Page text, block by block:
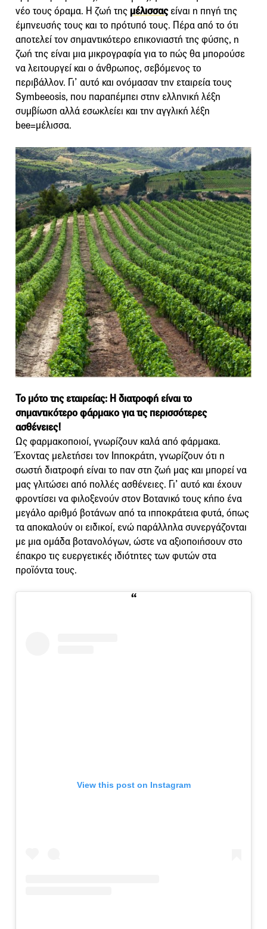
νέο τους όραμα. Η ζωή της μέλισσαςείναι η πηγή της
έμπνευσής τους και το πρότυπό τους. Πέρα από το ότι
αποτελεί τον σημαντικότερο επικονιαστή της φύσης, η
ζωή της είναι μια μικρογραφία για το πώς θα μπορούσε
να λειτουργεί και ο άνθρωπος, σεβόμενος το
περιβάλλον. Γι’ αυτό και ονόμασαν την εταιρεία τους
Symbeeosis, που παραπέμπει στην ελληνική λέξη
συμβίωση αλλά εσωκλείει και την αγγλική λέξη
bee=μέλισσα.
Το μότο της εταιρείας: Η διατροφή είναι το
σημαντικότερο φάρμακο για τις περισσότερες
ασθένειες!
Ως φαρμακοποιοί, γνωρίζουν καλά από φάρμακα.
Έχοντας μελετήσει τον Ιπποκράτη, γνωρίζουν ότι η
σωστή διατροφή είναι το παν στη ζωή μας και μπορεί να
μας γλιτώσει από πολλές ασθένειες. Γι’ αυτό και έχουν
φροντίσει να φιλοξενούν στον Βοτανικό τους κήπο ένα
μεγάλο αριθμό βοτάνων από τα ιπποκράτεια φυτά, όπως
τα αποκαλούν οι ειδικοί, ενώ παράλληλα συνεργάζονται
με μια ομάδα βοτανολόγων, ώστε να αξιοποιήσουν στο
έπακρο τις ευεργετικές ιδιότητες των φυτών στα
προϊόντα τους.
View this post on Instagram